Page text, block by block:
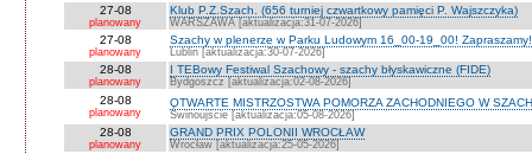
27-08
planowany
Klub P.Z.Szach. (656 turniej czwartkowy pamięci P. Wajszczyka)
WARSZAWA [aktualizacja:31-07-2026]
27-08
planowany
Szachy w plenerze w Parku Ludowym 16_00-19_00! Zapraszamy!
Lublin [aktualizacja:30-07-2026]
28-08
planowany
I TEBowy Festiwal Szachowy - szachy błyskawiczne (FIDE)
Bydgoszcz [aktualizacja:02-08-2026]
28-08
planowany
OTWARTE MISTRZOSTWA POMORZA ZACHODNIEGO W
Świnoujście [aktualizacja:05-08-2026]
28-08
planowany
GRAND PRIX POLONII WROCŁAW
Wrocław [aktualizacja:25-05-2026]